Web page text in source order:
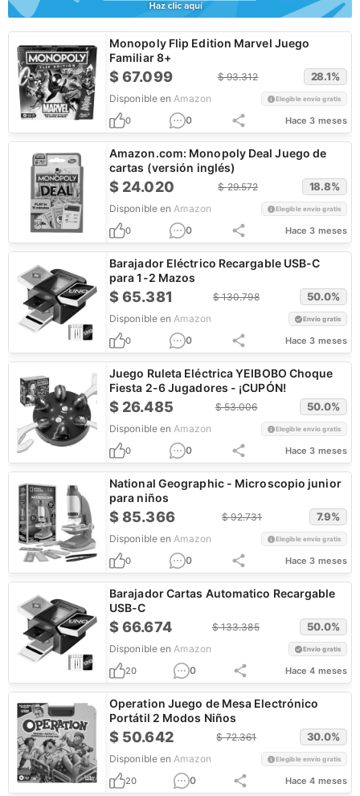
Monopoly Flip Edition Marvel Juego
Familiar 8+
$67.099 $93.312 28.1%
Disponible en Amazon Elegible envío gratis
0 0 Hace 3 meses
Amazon.com: Monopoly Deal Juego de
cartas (versión inglés)
$ 24.020 $29.572 18.8%
Disponible en Amazon Elegible envío gratis
0 0 Hace 3 meses
Barajador Eléctrico Recargable USB-C
para 1-2 Mazos
$65.381 $130.798 50.0%
Disponible en Amazon Envío gratis
0 0 Hace 3 meses
Juego Ruleta Eléctrica YEIBOBO Choque
Fiesta 2-6 Jugadores - ¡CUPÓN!
$ 26.485 $53.006 50.0%
Disponible en Amazon Elegible envío gratis
0 0 Hace 3 meses
National Geographic - Microscopio junior
para niños
$85.366 $92.731 7.9%
Disponible en Amazon Elegible envío gratis
0 0 Hace 3 meses
Barajador Cartas Automatico Recargable
USB-C
$66.674 $133.385 50.0%
Disponible en Amazon Envío gratis
20 0 Hace 4 meses
Operation Juego de Mesa Electrónico
Portátil 2 Modos Niños
$ 50.642 $72.361 30.0%
Disponible en Amazon Elegible envío gratis
20 0 Hace 4 meses